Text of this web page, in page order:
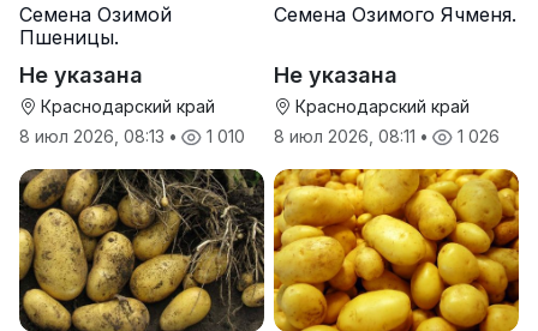
Семена Озимой
Пшеницы.
Не указана
Краснодарский край
8 июл 2026, 08:13 • 1 010
Семена Озимого Ячменя.
Не указана
Краснодарский край
8 июл 2026, 08:11 • 1 026